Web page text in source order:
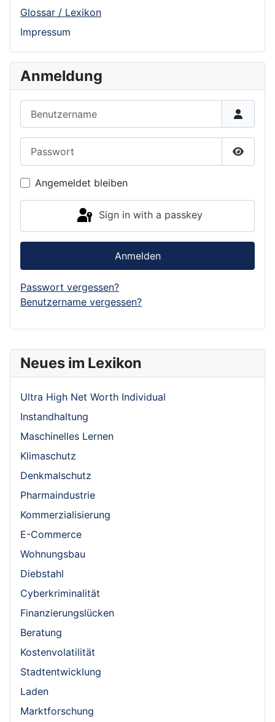
Neues im Lexikon
Ultra High Net Worth Individual
Instandhaltung
Maschinelles Lernen
Klimaschutz
Denkmalschutz
Pharmaindustrie
Kommerzialisierung
E-Commerce
Wohnungsbau
Diebstahl
Cyberkriminalität
Finanzierungslücken
Beratung
Kostenvolatilität
Stadtentwicklung
Laden
Marktforschung
Glossar / Lexikon
Impressum
Anmeldung
Show
Angemeldet bleiben
Sign in with a passkey
Anmelden
Passwort vergessen?
Benutzername vergessen?